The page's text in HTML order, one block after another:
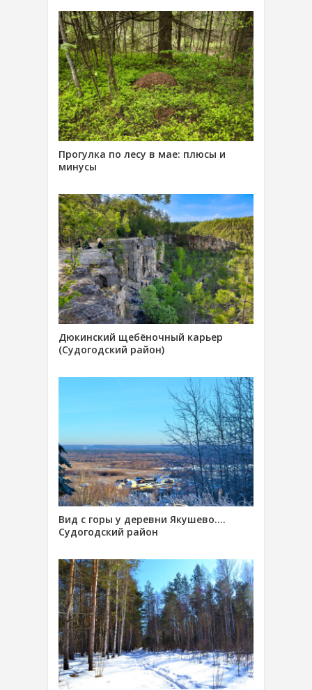
Прогулка по лесу в мае: плюсы и
минусы
Дюкинский щебёночный карьер
(Судогодский район)
Вид с горы у деревни Якушево….
Судогодский район